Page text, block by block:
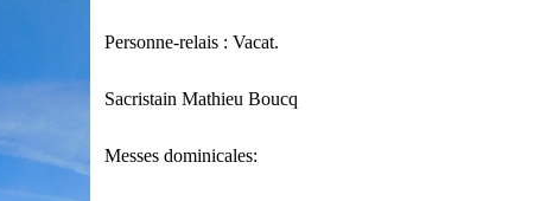
Personne-relais : Vacat.
Sacristain Mathieu Boucq
Messes dominicales: